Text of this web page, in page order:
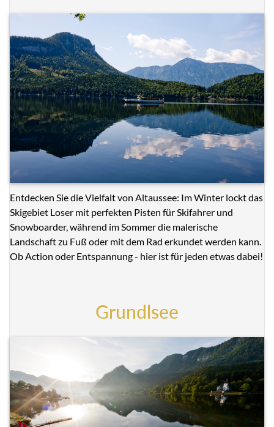
Entdecken Sie die Vielfalt von Altaussee: Im Winter lockt das
Skigebiet Loser mit perfekten Pisten für Skifahrer und
Snowboarder, während im Sommer die malerische
Landschaft zu Fuß oder mit dem Rad erkundet werden kann.
Ob Action oder Entspannung - hier ist für jeden etwas dabei!
Grundlsee